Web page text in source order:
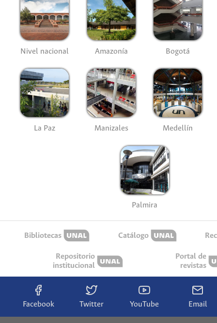
Nivel nacional Amazonía Bogotá
La Paz Manizales Medellín
Palmira
Bibliotecas Catálogo
Repositorio
institucional
Portal de
revistas
Facebook Twitter YouTube Email